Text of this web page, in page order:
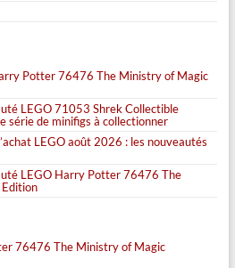
Potter 76476 The Ministry of Magic
LEGO 71053 Shrek Collectible
série de minifigs à collectionner
LEGO août 2026 : les nouveautés
LEGO Harry Potter 76476 The
76476 The Ministry of Magic